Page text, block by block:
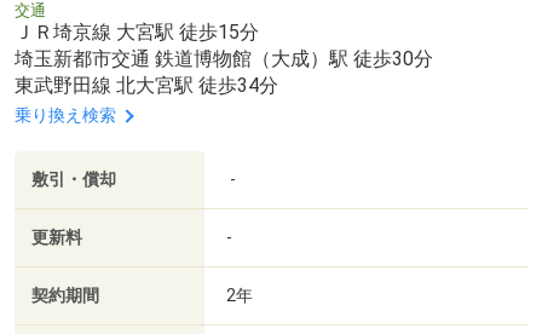
交通
ＪＲ埼京線 大宮駅 徒歩15分
埼玉新都市交通 鉄道博物館（大成）駅 徒歩30分
東武野田線 北大宮駅 徒歩34分
乗り換え検索
敷引・償却 -
更新料 -
契約期間 2年